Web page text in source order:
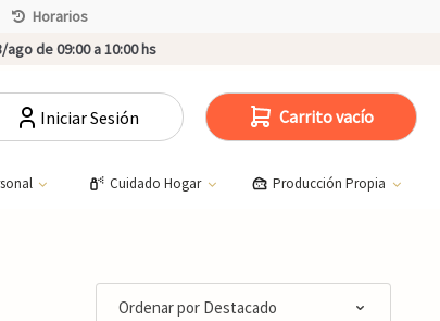
Horarios
ago de 09:00 a 10:00 hs
Iniciar Sesión Carrito vacío
Cuidado Hogar Producción Propia